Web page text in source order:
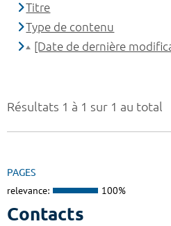
Résultats 1 à 1 sur 1 au total
PAGES
relevance: 100%
Contacts
Titre
Type de contenu
[Date de dernière